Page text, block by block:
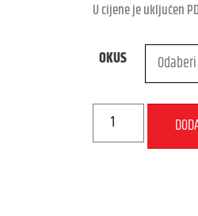
U cijene je uključen
OKUS